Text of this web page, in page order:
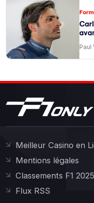
Paul
Meilleur Casino en
Mentions légales
Classements F1 2025
Flux RSS